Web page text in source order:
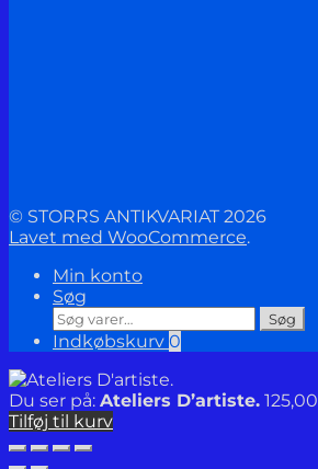
© STORRS ANTIKVARIAT 2026
Lavet med WooCommerce.
Min konto
Søg
Søg
efter:
Søg
Indkøbskurv 0
Du ser på: Ateliers D’artiste. 125,00
Tilføj til kurv